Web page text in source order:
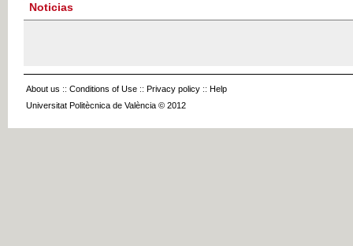
Noticias
About us :: Conditions of Use :: Privacy policy :: Help
Universitat Politècnica de València © 2012